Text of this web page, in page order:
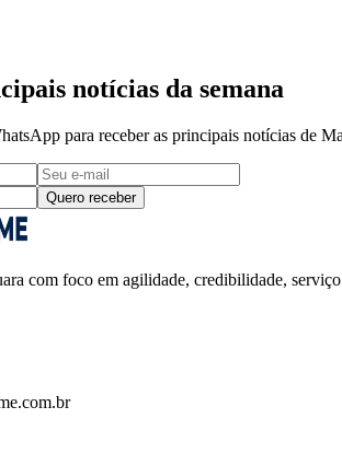
notícias da semana
para receber as principais notícias de
Quero receber
com foco em agilidade, credibilidade,